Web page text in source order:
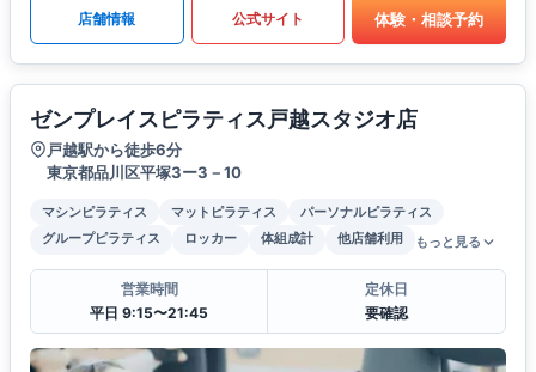
店舗情報 公式サイト 体験・相談予約
ゼンプレイスピラティス戸越スタジオ店
戸越駅から徒歩6分
東京都品川区平塚3ー3－10
マシンピラティス マットピラティス
パーソナルピラティス
グループピラティス
ロッカー 体組成計 他店舗利用 もっと見る
営業時間
平日 9:15〜21:45
定休日
要確認